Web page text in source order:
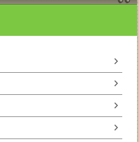
chevron_right
chevron_right
chevron_right
chevron_right